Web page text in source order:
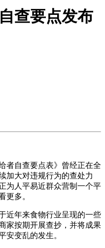
查要点发布
自查要点表》曾经正在全
加大对违规行为的查处力
为人平易近群众营制一个平
更多。
年来食物行业呈现的一些
家按期开展查抄，并将成果
安变乱的发生。